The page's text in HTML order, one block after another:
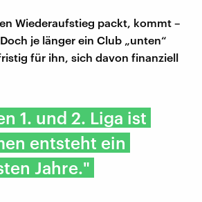
Wiederaufstieg packt, kommt –
je länger ein Club „unten“
für ihn, sich davon finanziell
1. und 2. Liga ist
entsteht ein
Jahre."